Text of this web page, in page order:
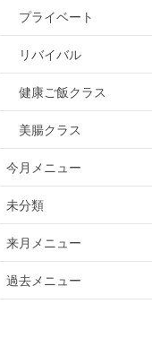
プライベート
リバイバル
健康ご飯クラス
美腸クラス
今月メニュー
未分類
来月メニュー
過去メニュー